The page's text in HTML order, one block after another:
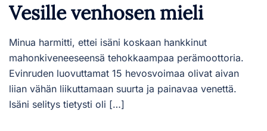
Vesille venhosen mieli
Minua harmitti, ettei isäni koskaan hankkinut
mahonkiveneeseensä tehokkaampaa perämoottoria.
Evinruden luovuttamat 15 hevosvoimaa olivat aivan
liian vähän liikuttamaan suurta ja painavaa venettä.
Isäni selitys tietysti oli […]